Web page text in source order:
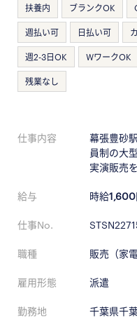
扶養内 ブランクOK
週払い可 日払い可
週2-3日OK WワークOK
残業なし
仕事内容
幕張豊砂
員制の大
実演販売
給与 時給1,600
仕事No.
職種 販売（家
雇用形態 派遣
勤務地 千葉県千